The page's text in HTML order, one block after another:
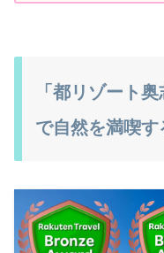
「都リゾート
で自然を満喫す